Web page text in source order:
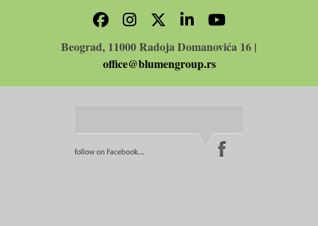
Beograd, 11000 Radoja Domanovića 16 |
office@blumengroup.rs